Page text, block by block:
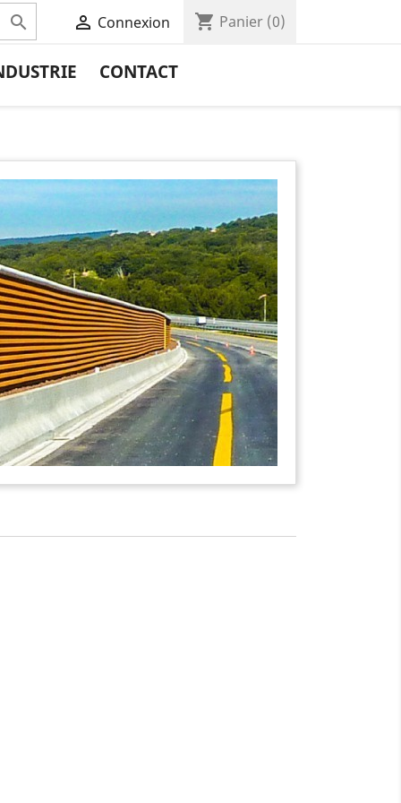
  Connexion shopping_cart Panier (0)
CONTACT